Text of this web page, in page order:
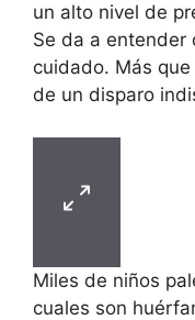
un alto nivel de
Se da a entender
cuidado. Más
de un disparo
Miles de niños
cuales son